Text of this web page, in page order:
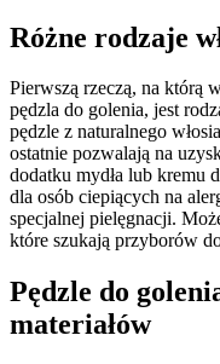
Różne rodzaje
Pierwszą rzeczą, na którą
pędzla do golenia, jest
pędzle z naturalnego
ostatnie pozwalają na
dodatku mydła lub kremu
dla osób ciepiących na
specjalnej pielęgnacji.
które szukają przyborów
Pędzle do
materiałów